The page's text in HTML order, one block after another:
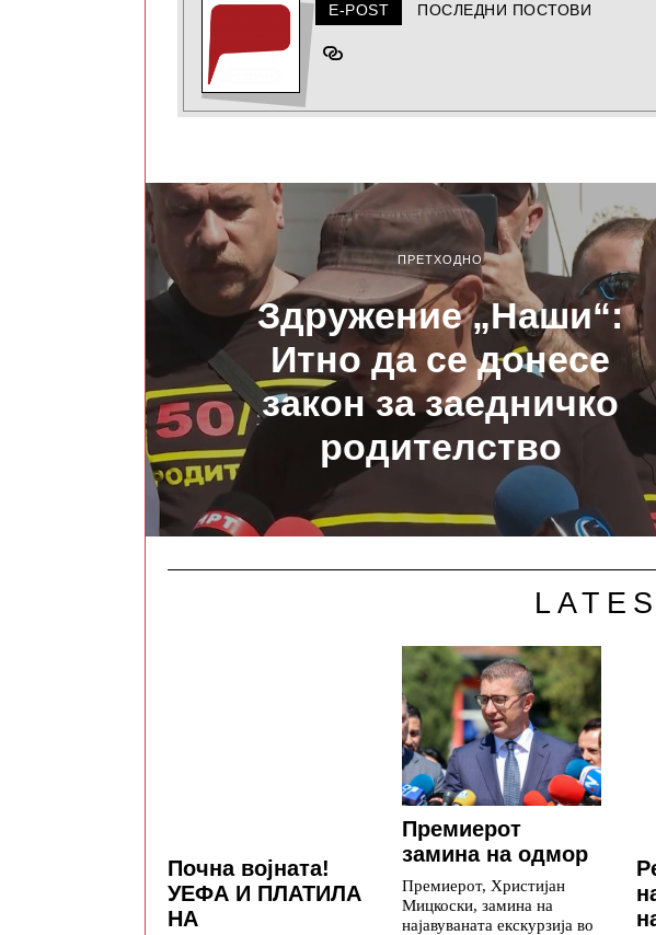
E-POST ПОСЛЕДНИ ПОСТОВИ
ПРЕТХОДНО
Здружение „Наши“:
Итно да се донесе
закон за заедничко
родителство
Почна војната!
УЕФА И ПЛАТИЛА
НА
Премиерот
замина на одмор
Премиерот, Христијан
Мицкоски, замина на
најавуваната екскурзија во